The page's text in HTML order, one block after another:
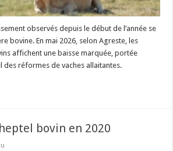
observés depuis le début de l’année se
bovine. En mai 2026, selon Agreste, les
affichent une baisse marquée, portée
des réformes de vaches allaitantes.
bovin en 2020